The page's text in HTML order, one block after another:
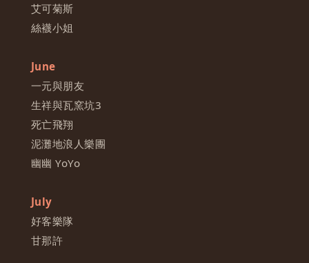
艾可菊斯
絲襪小姐
June
一元與朋友
生祥與瓦窯坑3
死亡飛翔
泥灘地浪人樂團
幽幽 YoYo
July
好客樂隊
甘那許